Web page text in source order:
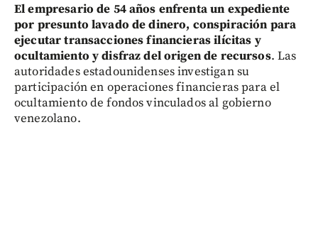
El empresario de 54 años enfrenta un expediente
por presunto lavado de dinero, conspiración para
ejecutar transacciones financieras ilícitas y
ocultamiento y disfraz del origen de recursos. Las
autoridades estadounidenses investigan su
participación en operaciones financieras para el
ocultamiento de fondos vinculados al gobierno
venezolano.